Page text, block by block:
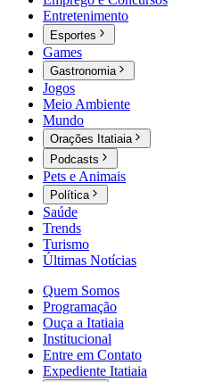
Entretenimento
Esportes
Games
Gastronomia
Jogos
Meio Ambiente
Mundo
Orações Itatiaia
Podcasts
Pets e Animais
Política
Saúde
Trends
Turismo
Últimas Notícias
Quem Somos
Programação
Ouça a Itatiaia
Institucional
Entre em Contato
Expediente Itatiaia